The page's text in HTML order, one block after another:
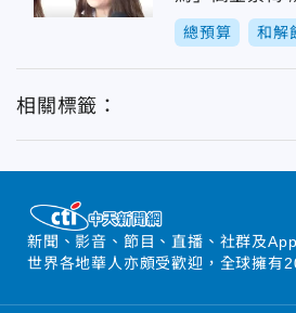
總預算 和解
相關標籤：
新聞、影音、節目、直播、社群及
世界各地華人亦頗受歡迎，全球擁有